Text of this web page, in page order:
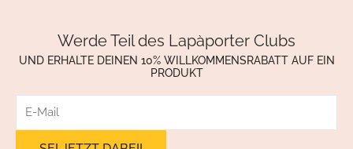
Werde Teil des Lapàporter Clubs
UND ERHALTE DEINEN 10% WILLKOMMENSRABATT AUF EIN
PRODUKT
Mail